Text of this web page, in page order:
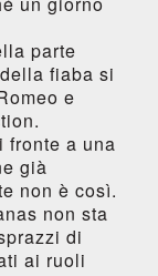
parte
fiaba si
e
fronte a una
già
non è così.
non sta
di
ai ruoli